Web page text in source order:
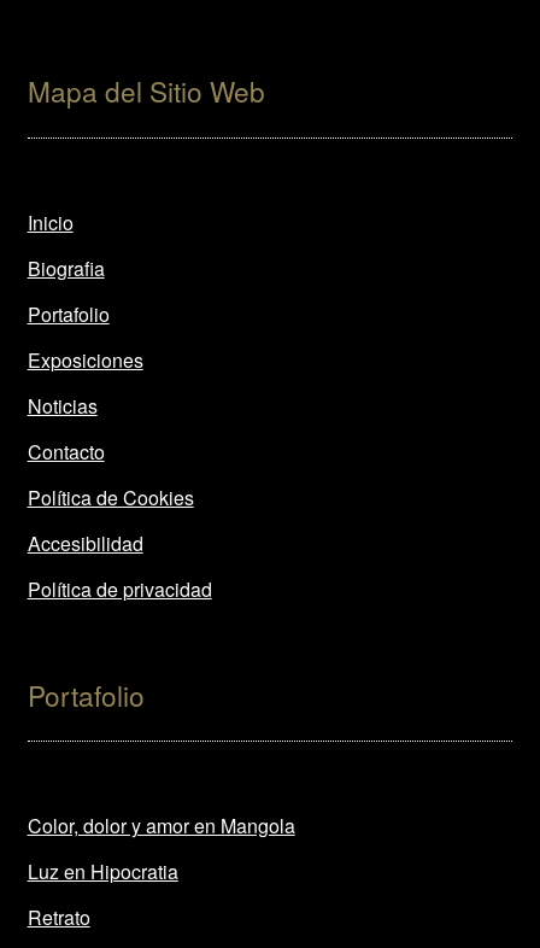
Mapa del Sitio Web
Inicio
Biografia
Portafolio
Exposiciones
Noticias
Contacto
Política de Cookies
Accesibilidad
Política de privacidad
Portafolio
Color, dolor y amor en Mangola
Luz en Hipocratia
Retrato